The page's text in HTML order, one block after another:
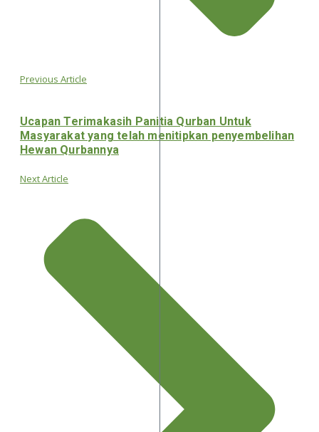
Previous Article
Ucapan Terimakasih Panitia Qurban Untuk
Masyarakat yang telah menitipkan penyembelihan
Hewan Qurbannya
Next Article